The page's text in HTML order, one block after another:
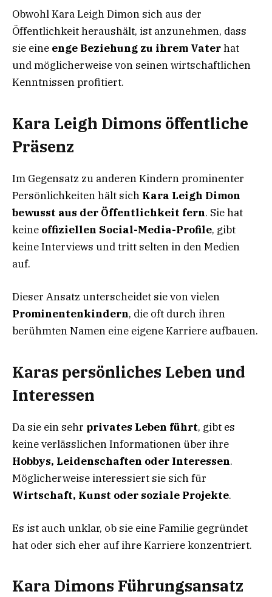
Obwohl Kara Leigh Dimon sich aus der
Öffentlichkeit heraushält, ist anzunehmen, dass
sie eine enge Beziehung zu ihrem Vaterhat
und möglicherweise von seinen wirtschaftlichen
Kenntnissen profitiert.
Kara Leigh Dimons öffentliche
Präsenz
Im Gegensatz zu anderen Kindern prominenter
Persönlichkeiten hält sich Kara Leigh Dimon
bewusst aus der Öffentlichkeit fern. Sie hat
keine offiziellen Social-Media-Profile, gibt
keine Interviews und tritt selten in den Medien
auf.
Dieser Ansatz unterscheidet sie von vielen
Prominentenkindern, die oft durch ihren
berühmten Namen eine eigene Karriere aufbauen.
Karas persönliches Leben und
Interessen
Da sie ein sehr privates Leben führt, gibt es
keine verlässlichen Informationen über ihre
Hobbys, Leidenschaften oder Interessen.
Möglicherweise interessiert sie sich für
Wirtschaft, Kunst oder soziale Projekte.
Es ist auch unklar, ob sie eine Familie gegründet
hat oder sich eher auf ihre Karriere konzentriert.
Kara Dimons Führungsansatz